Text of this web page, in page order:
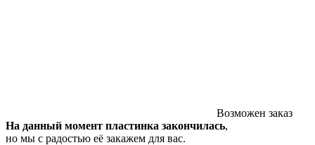
Возможен заказ
На данный момент пластинка закончилась,
но мы с радостью её закажем для вас.